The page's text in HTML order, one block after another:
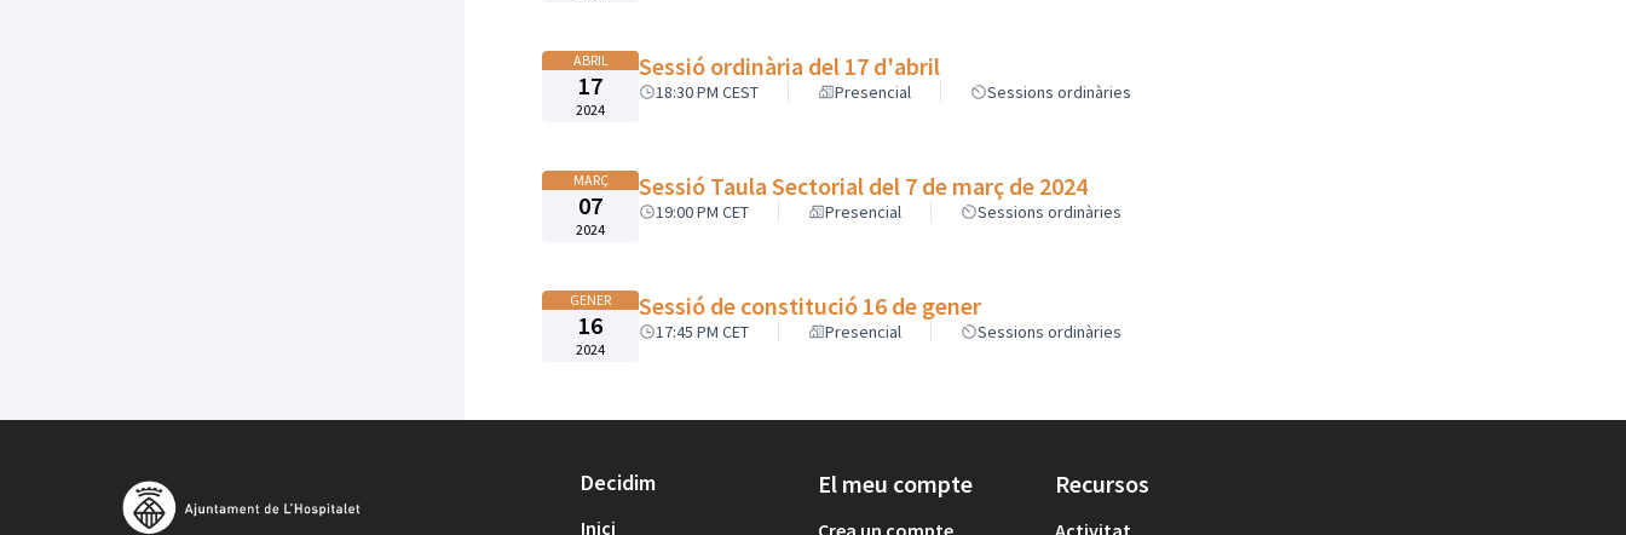
ABRIL
17
2024
Sessió ordinària del 17 d'abril
18:30 PM CEST Presencial Sessions ordinàries
MARÇ
07
2024
Sessió Taula Sectorial del 7 de març de 2024
19:00 PM CET Presencial Sessions ordinàries
GENER
16
2024
Sessió de constitució 16 de gener
17:45 PM CET Presencial Sessions ordinàries
Decidim
Inici
El meu compte
Crea un compte
Recursos
Activitat